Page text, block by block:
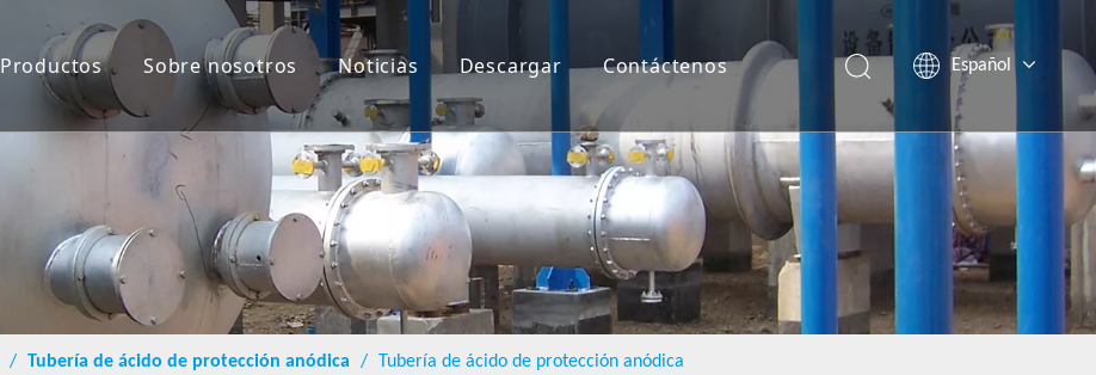
Productos Sobre nosotros Noticias Descargar Contáctenos Español
English
/ Tubería de ácido de protección anódica / Tubería de ácido de protección anódica